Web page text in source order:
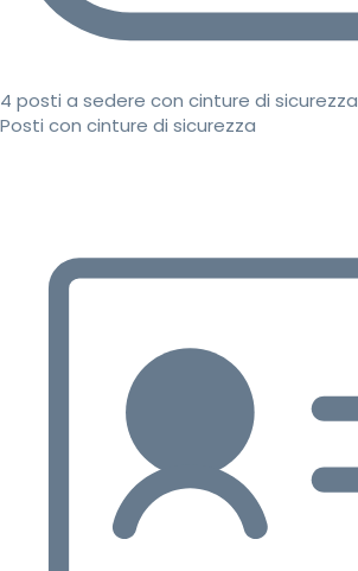
4 posti a sedere con cinture di sicurezza
Posti con cinture di sicurezza